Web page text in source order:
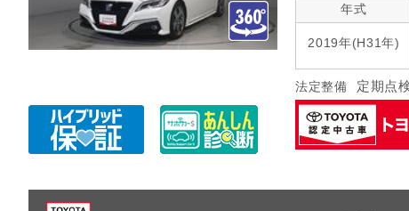
年式
2019年(H31年)
法定整備 定期点